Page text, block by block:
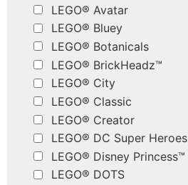
LEGO® Avatar
LEGO® Bluey
LEGO® Botanicals
LEGO® BrickHeadz™
LEGO® City
LEGO® Classic
LEGO® Creator
LEGO® DC Super Heroes
LEGO® Disney Princess™
LEGO® DOTS